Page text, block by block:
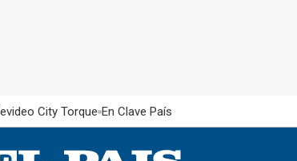
City Torque En Clave País